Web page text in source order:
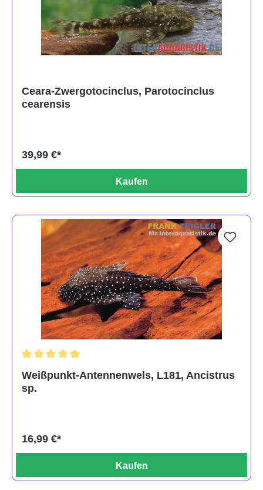
Ceara-Zwergotocinclus, Parotocinclus
cearensis
39,99 €*
Kaufen
Weißpunkt-Antennenwels, L181, Ancistrus
sp.
16,99 €*
Kaufen